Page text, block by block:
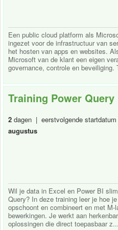
Een public cloud platform als
ingezet voor de infrastructuur van
het hosten van apps en websites.
Microsoft van de klant een eigen
governance, controle en beveiliging.
Training Power Query
2 dagen | eerstvolgende startdatum
augustus
Wil je data in Excel en Power BI
Query? In deze training leer je hoe
opschoont en combineert en met
bewerkingen. Je werkt aan
oplossingen die direct toepasbaar